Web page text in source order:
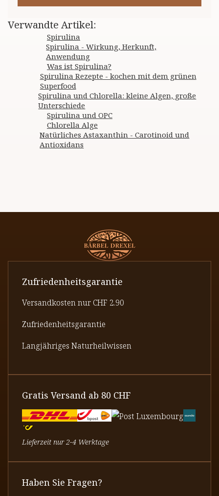
Verwandte Artikel:
Spirulina
Spirulina - Wirkung, Herkunft,
Anwendung
Was ist Spirulina?
Spirulina Rezepte - kochen mit dem grünen
Superfood
Spirulina und Chlorella: kleine Algen, große
Unterschiede
Spirulina und OPC
Chlorella Alge
Natürliches Astaxanthin - Carotinoid und
Antioxidans
Zufriedenheitsgarantie
Versandkosten nur CHF 2.90
Zufriedenheitsgarantie
Langjähriges Naturheilwissen
Gratis Versand ab 80 CHF
Lieferzeit nur 2-4 Werktage
Haben Sie Fragen?